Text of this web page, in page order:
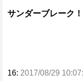
サンダーブレーク！
16: 2017/08/29